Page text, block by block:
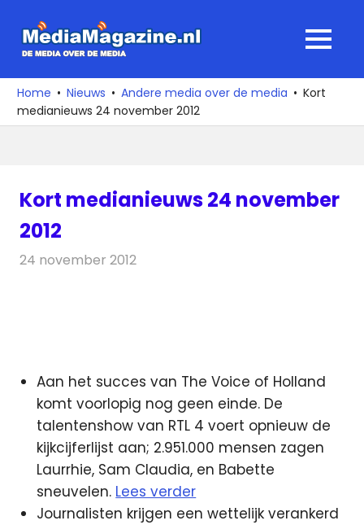
naar
media
over
de
MENU
Home Nieuws Andere media over de media
Kort
medianieuws 24 november 2012
Kort medianieuws 24 november
2012
24 november 2012
Aan het succes van The Voice of Holland
komt voorlopig nog geen einde. De
talentenshow van RTL 4 voert opnieuw de
kijkcijferlijst aan; 2.951.000 mensen zagen
Laurrhie, Sam Claudia, en Babette
sneuvelen. Lees verder
Journalisten krijgen een wettelijk verankerd